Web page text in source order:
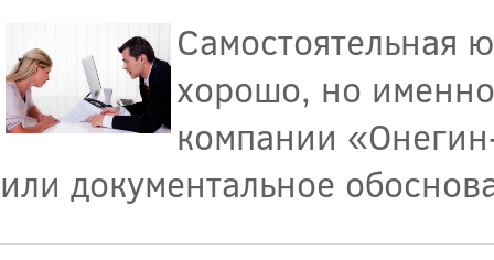
Самостоятельная
хорошо, но
компании
или документальное